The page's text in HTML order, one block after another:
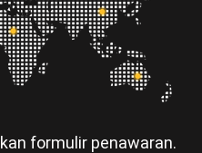
formulir penawaran.